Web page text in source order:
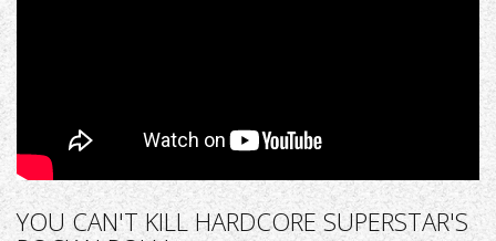
YOU CAN'T KILL HARDCORE SUPERSTAR'S